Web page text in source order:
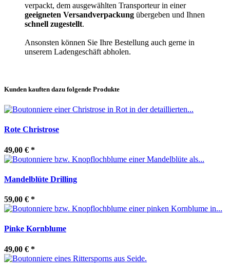
verpackt, dem ausgewählten Transporteur in einer
geeigneten Versandverpackung übergeben und Ihnen
schnell zugestellt.
Ansonsten können Sie Ihre Bestellung auch gerne in
unserem Ladengeschäft abholen.
Kunden kauften dazu folgende Produkte
Rote Christrose
49,00 € *
Mandelblüte Drilling
59,00 € *
Pinke Kornblume
49,00 € *